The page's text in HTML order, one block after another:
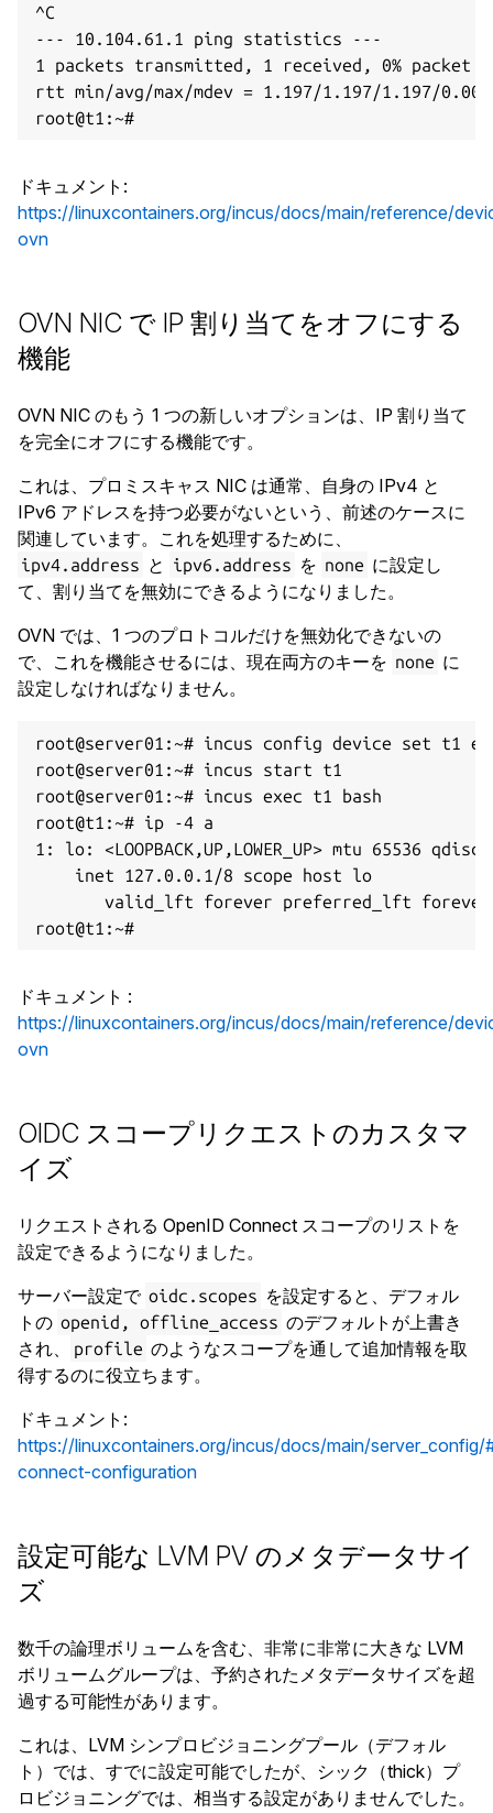
^C
--- 10.104.61.1 ping statistics ---
1 packets transmitted, 1 received, 0% packet
rtt min/avg/max/mdev = 1.197/1.197/1.197/0.000
ドキュメント :
https://linuxcontainers.org/incus/docs/main/reference/
ovn
OVN NIC で IP 割り当てをオフにする
機能
OVN NIC のもう 1 つの新しいオプションは、IP 割り当て
を完全にオフにする機能です。
これは、プロミスキャス NIC は通常、自身の IPv4 と
IPv6 アドレスを持つ必要がないという、前述のケースに
関連しています。これを処理するために、
ipv4.address と ipv6.address を none に設定し
て、割り当てを無効にできるようになりました。
OVN では、1 つのプロトコルだけを無効化できないの
で、これを機能させるには、現在両方のキーを none に
設定しなければなりません。
root@server01:~# incus config device set t1
root@server01:~# incus start t1
root@server01:~# incus exec t1 bash
root@t1:~# ip -4 a
1: lo: <LOOPBACK,UP,LOWER_UP> mtu 65536
    inet 127.0.0.1/8 scope host lo
       valid_lft forever preferred_lft forever
ドキュメント :
https://linuxcontainers.org/incus/docs/main/reference/
ovn
OIDC スコープリクエストのカスタマ
イズ
リクエストされる OpenID Connect スコープのリストを
設定できるようになりました。
サーバー設定で oidc.scopes を設定すると、デフォル
トの openid, offline_access のデフォルトが上書き
され、
profile のようなスコープを通して追加情報を取
得するのに役立ちます。
ドキュメント :
https://linuxcontainers.org/incus/docs/main/server_config/
connect-configuration
設定可能な LVM PV のメタデータサイ
ズ
数千の論理ボリュームを含む、非常に非常に大きな LVM
ボリュームグループは、予約されたメタデータサイズを超
過する可能性があります。
これは、LVM シンプロビジョニングプール（デフォル
ト）では、すでに設定可能でしたが、シック（thick）プ
ロビジョニングでは、相当する設定がありませんでした。